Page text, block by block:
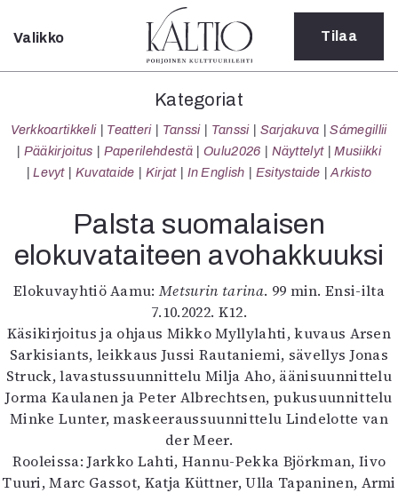
Sulje
Kategoriat
Verkkoartikkeli
Teatteri
Tanssi
Sámegillii
Pääkirjoitus
Oulu2026
Näyttelyt
Musiikki
Levyt
Kuvataide
Kirjat
In English
Esitystaide
Arkisto
Valikko Tilaa
Kategoriat
Verkkoartikkeli Teatteri Tanssi Tanssi Sarjakuva
Sámegillii
Pääkirjoitus
Paperilehdestä Oulu2026 Näyttelyt
Musiikki
Levyt
Kuvataide Kirjat In English Esitystaide Arkisto
Palsta suomalaisen
elokuvataiteen avohakkuuksi
Elokuvayhtiö Aamu:Metsurin tarina. 99 min. Ensi-ilta
7.10.2022. K12.
Käsikirjoitus ja ohjaus Mikko Myllylahti, kuvaus Arsen
Sarkisiants, leikkaus Jussi Rautaniemi, sävellys Jonas
Struck, lavastussuunnittelu Milja Aho, äänisuunnittelu
Jorma Kaulanen ja Peter Albrechtsen, pukusuunnittelu
Minke Lunter, maskeeraussuunnittelu Lindelotte van
der Meer.
Rooleissa: Jarkko Lahti, Hannu-Pekka Björkman, Iivo
Tuuri, Marc Gassot, Katja Küttner, Ulla Tapaninen, Armi